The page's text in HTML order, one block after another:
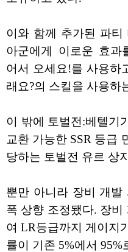
이와 함께 추가된 파티
아군에게 이로운 효과
어서 오세요!를 사용하
래요?의 스킬을 사용하
이 밖에 토벌전:베텔기
교환 가능한 SSR 등급
당하는 토벌전 유르 상
뿐만 아니라 장비 개발
폭 상향 조정됐다. 장
여 LR등급까지 게이지
률이 기존 5%에서 95%